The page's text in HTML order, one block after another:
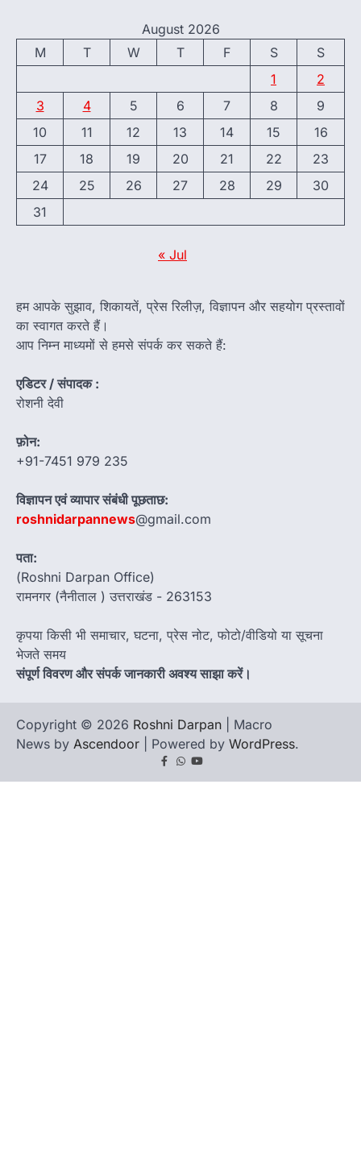
August 2026
M
T W T F S
S
1
2
3
4 5 6 7 8
9
10
11 12 13 14 15
16
17
18 19 20 21 22
23
24
25 26 27 28 29
30
31
« Jul
हम आपके सुझाव, शिकायतें, प्रेस रिलीज़, विज्ञापन और सहयोग प्रस्तावों
का स्वागत करते हैं।
आप निम्न माध्यमों से हमसे संपर्क कर सकते हैं:
एडिटर / संपादक :
रोशनी देवी
फ़ोन:
+91-7451 979 235
विज्ञापन एवं व्यापार संबंधी पूछताछ:
roshnidarpannews@gmail.com
पता:
(Roshni Darpan Office)
रामनगर (नैनीताल ) उत्तराखंड - 263153
कृपया किसी भी समाचार, घटना, प्रेस नोट, फोटो/वीडियो या सूचना
भेजते समय
संपूर्ण विवरण और संपर्क जानकारी अवश्य साझा करें।
Copyright © 2026 Roshni Darpan | Macro
News by Ascendoor | Powered by WordPress.
Facebook
Whatsapp
youtube